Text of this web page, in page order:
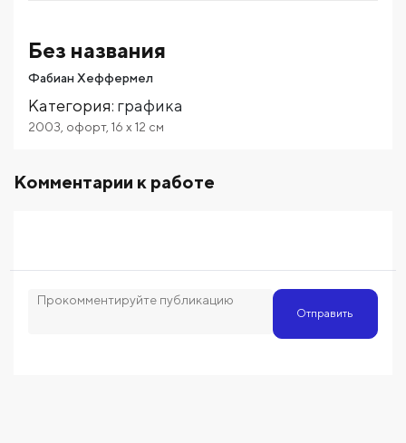
Без названия
Фабиан Хеффермел
Категория: графика
2003 офорт, 16 x 12 см
Комментарии к работе
Отправить